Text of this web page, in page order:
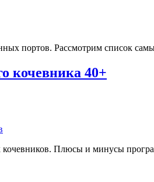
портов. Рассмотрим список
кочевника 40+
Плюсы и минусы